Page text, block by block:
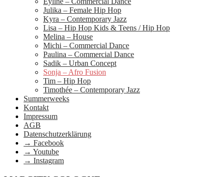
Julika – Female Hip Hop
Kyra – Contemporary Jazz
Lisa – Hip Hop Kids & Teens / Hip Hop
Melina – House
Michi – Commercial Dance
Paulina – Commercial Dance
Sadik – Urban Concept
Sonja – Afro Fusion
Tim – Hip Hop
Timothée – Contemporary Jazz
Summerweeks
Kontakt
Impressum
AGB
Datenschutzerklärung
→ Facebook
→ Youtube
→ Instagram